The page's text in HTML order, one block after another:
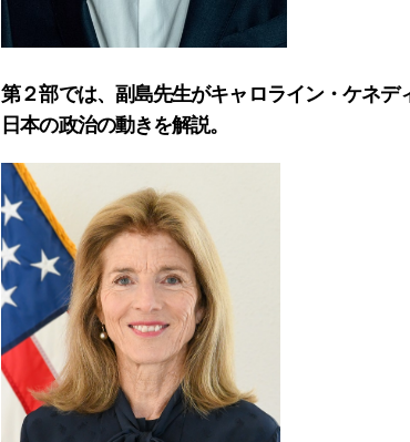
第２部では、副島先生がキャロライン・ケネ
日本の政治の動きを解説。